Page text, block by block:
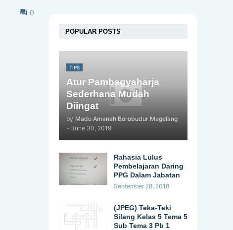
0
POPULAR POSTS
TIPS
Atur Pambagyaharja
Sederhana Mudah
Diingat
by Madu Amanah Borobudur Magelang
- June 30, 2019
Rahasia Lulus
Pembelajaran Daring
PPG Dalam Jabatan
September 28, 2018
(JPEG) Teka-Teki
Silang Kelas 5 Tema 5
Sub Tema 3 Pb 1